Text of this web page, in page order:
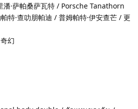
潘·萨帕桑萨瓦特 / Porsche Tanathorn
·查叻朋帕迪 / 普姆帕特·伊安查芒 / 更
幻